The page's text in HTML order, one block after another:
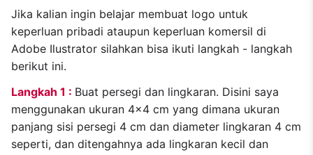
Jika kalian ingin belajar membuat logo untuk
keperluan pribadi ataupun keperluan komersil di
Adobe Ilustrator silahkan bisa ikuti langkah - langkah
berikut ini.
Langkah 1 : Buat persegi dan lingkaran. Disini saya
menggunakan ukuran 4x4 cm yang dimana ukuran
panjang sisi persegi 4 cm dan diameter lingkaran 4 cm
seperti, dan ditengahnya ada lingkaran kecil dan